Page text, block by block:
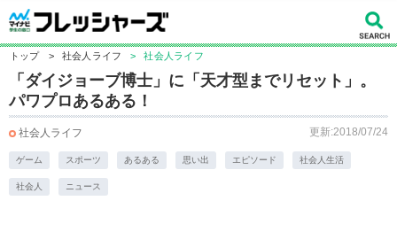
トップ > 社会人ライフ > 社会人ライフ
「ダイジョーブ博士」に「天才型までリセット」。
パワプロあるある！
社会人ライフ 更新:2018/07/24
ゲーム スポーツ あるある 思い出 エピソード 社会人生活
社会人 ニュース